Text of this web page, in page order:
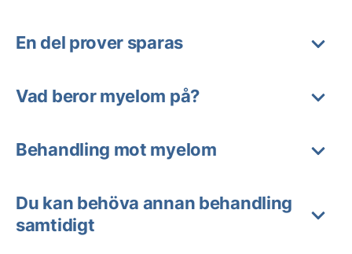
En del prover sparas
Vad beror myelom på?
Behandling mot myelom
Du kan behöva annan behandling
samtidigt